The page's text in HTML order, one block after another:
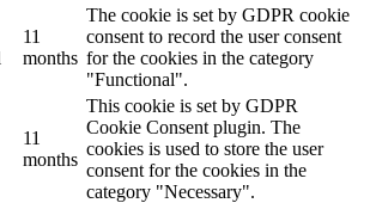
11
months
The cookie is set by GDPR cookie
consent to record the user consent
for the cookies in the category
"Functional".
11
months
This cookie is set by GDPR
Cookie Consent plugin. The
cookies is used to store the user
consent for the cookies in the
category "Necessary".